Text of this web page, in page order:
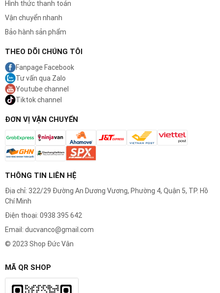
Hình thức thanh toán
Vận chuyển nhanh
Bảo hành sản phẩm
THEO DÕI CHÚNG TÔI
Fanpage Facebook
Tư vấn qua Zalo
Youtube channel
Tiktok channel
ĐƠN VỊ VẬN CHUYỂN
THÔNG TIN LIÊN HỆ
Địa chỉ: 322/29 Đường An Dương Vương, Phường 4, Quận 5, TP. Hồ
Chí Minh
Điện thoại: 0938 395 642
Email: ducvanco@gmail.com
© 2023 Shop Đức Vân
MÃ QR SHOP